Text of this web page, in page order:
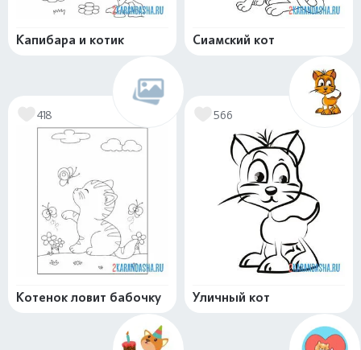
Капибара и котик Сиамский кот
418
Котенок ловит бабочку
566
Уличный кот